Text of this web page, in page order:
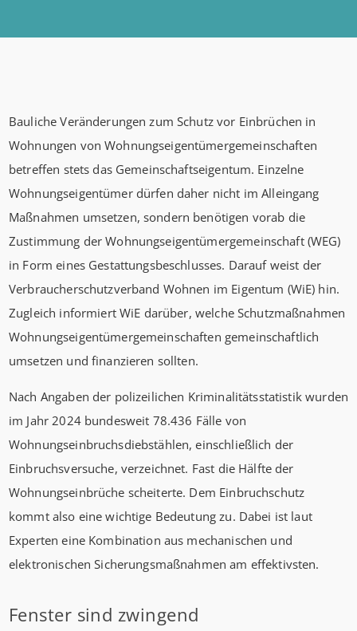
Bauliche Veränderungen zum Schutz vor Einbrüchen in
Wohnungen von Wohnungseigentümergemeinschaften
betreffen stets das Gemeinschaftseigentum. Einzelne
Wohnungseigentümer dürfen daher nicht im Alleingang
Maßnahmen umsetzen, sondern benötigen vorab die
Zustimmung der Wohnungseigentümergemeinschaft (WEG)
in Form eines Gestattungsbeschlusses. Darauf weist der
Verbraucherschutzverband Wohnen im Eigentum (WiE) hin.
Zugleich informiert WiE darüber, welche Schutzmaßnahmen
Wohnungseigentümergemeinschaften gemeinschaftlich
umsetzen und finanzieren sollten.
Nach Angaben der polizeilichen Kriminalitätsstatistik wurden
im Jahr 2024 bundesweit 78.436 Fälle von
Wohnungseinbruchsdiebstählen, einschließlich der
Einbruchsversuche, verzeichnet. Fast die Hälfte der
Wohnungseinbrüche scheiterte. Dem Einbruchschutz
kommt also eine wichtige Bedeutung zu. Dabei ist laut
Experten eine Kombination aus mechanischen und
elektronischen Sicherungsmaßnahmen am effektivsten.
Fenster sind zwingend